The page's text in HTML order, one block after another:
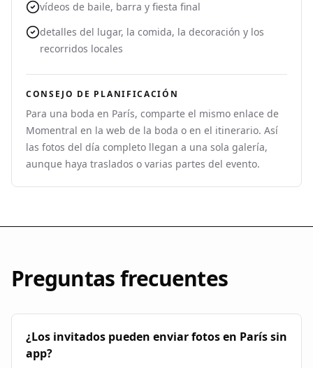
vídeos de baile, barra y fiesta final
detalles del lugar, la comida, la decoración y los
recorridos locales
CONSEJO DE PLANIFICACIÓN
Para una boda en París, comparte el mismo enlace de
Momentral en la web de la boda o en el itinerario. Así
las fotos del día completo llegan a una sola galería,
aunque haya traslados o varias partes del evento.
Preguntas frecuentes
¿Los invitados pueden enviar fotos en París sin
app?